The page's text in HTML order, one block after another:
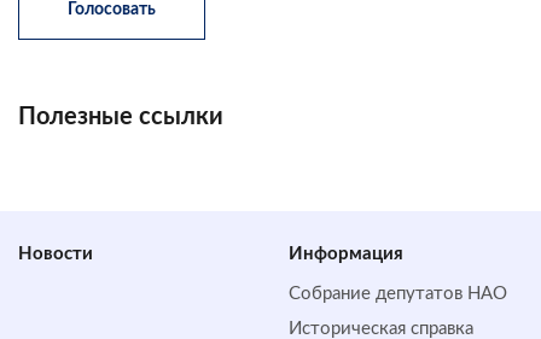
Полезные ссылки
Новости Информация
Собрание депутатов НАО
Историческая справка